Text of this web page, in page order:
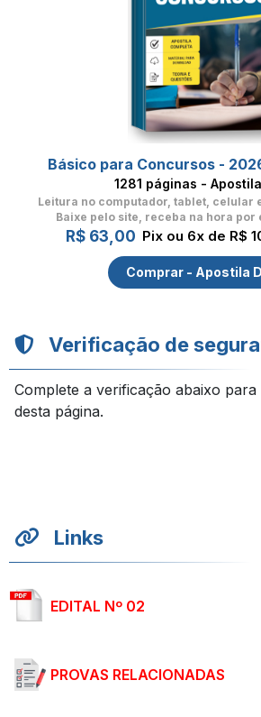
Básico para Concursos -
1281 páginas -
Leitura no computador, tablet, celular
Baixe pelo site, receba na hora por
R$ 63,00 Pix ou 6x de R$
Comprar - Apostila
Verificação de
Complete a verificação abaixo
desta página.
Links
EDITAL Nº 02
PROVAS RELACIONADAS